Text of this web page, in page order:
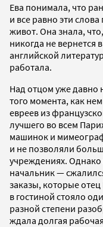
Ева понимала, что
и все равно эти
живот. Она знала,
никогда не вернется
английской
работала.
Над отцом уже давно
того момента, как
евреев из
лучшего во всем
машинок и
и не позволяли
учреждениях.
начальник —
заказы, которые
в гостиной стояло
разной степени
ждала долгая